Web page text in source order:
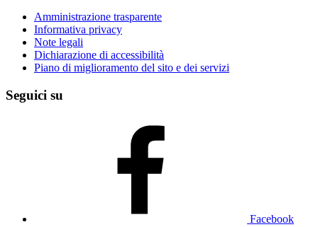
Amministrazione trasparente
Informativa privacy
Note legali
Dichiarazione di accessibilità
Piano di miglioramento del sito e dei servizi
Seguici su
Facebook